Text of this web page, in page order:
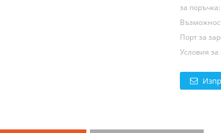
за поръчка:
Порт за
Условия